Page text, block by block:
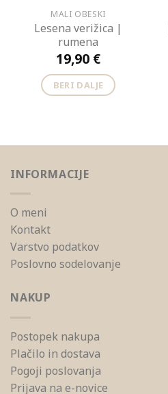
MALI OBESKI
Lesena verižica |
rumena
19,90 €
BERI DALJE
INFORMACIJE
O meni
Kontakt
Varstvo podatkov
Poslovno sodelovanje
NAKUP
Postopek nakupa
Plačilo in dostava
Pogoji poslovanja
Prijava na e-novice